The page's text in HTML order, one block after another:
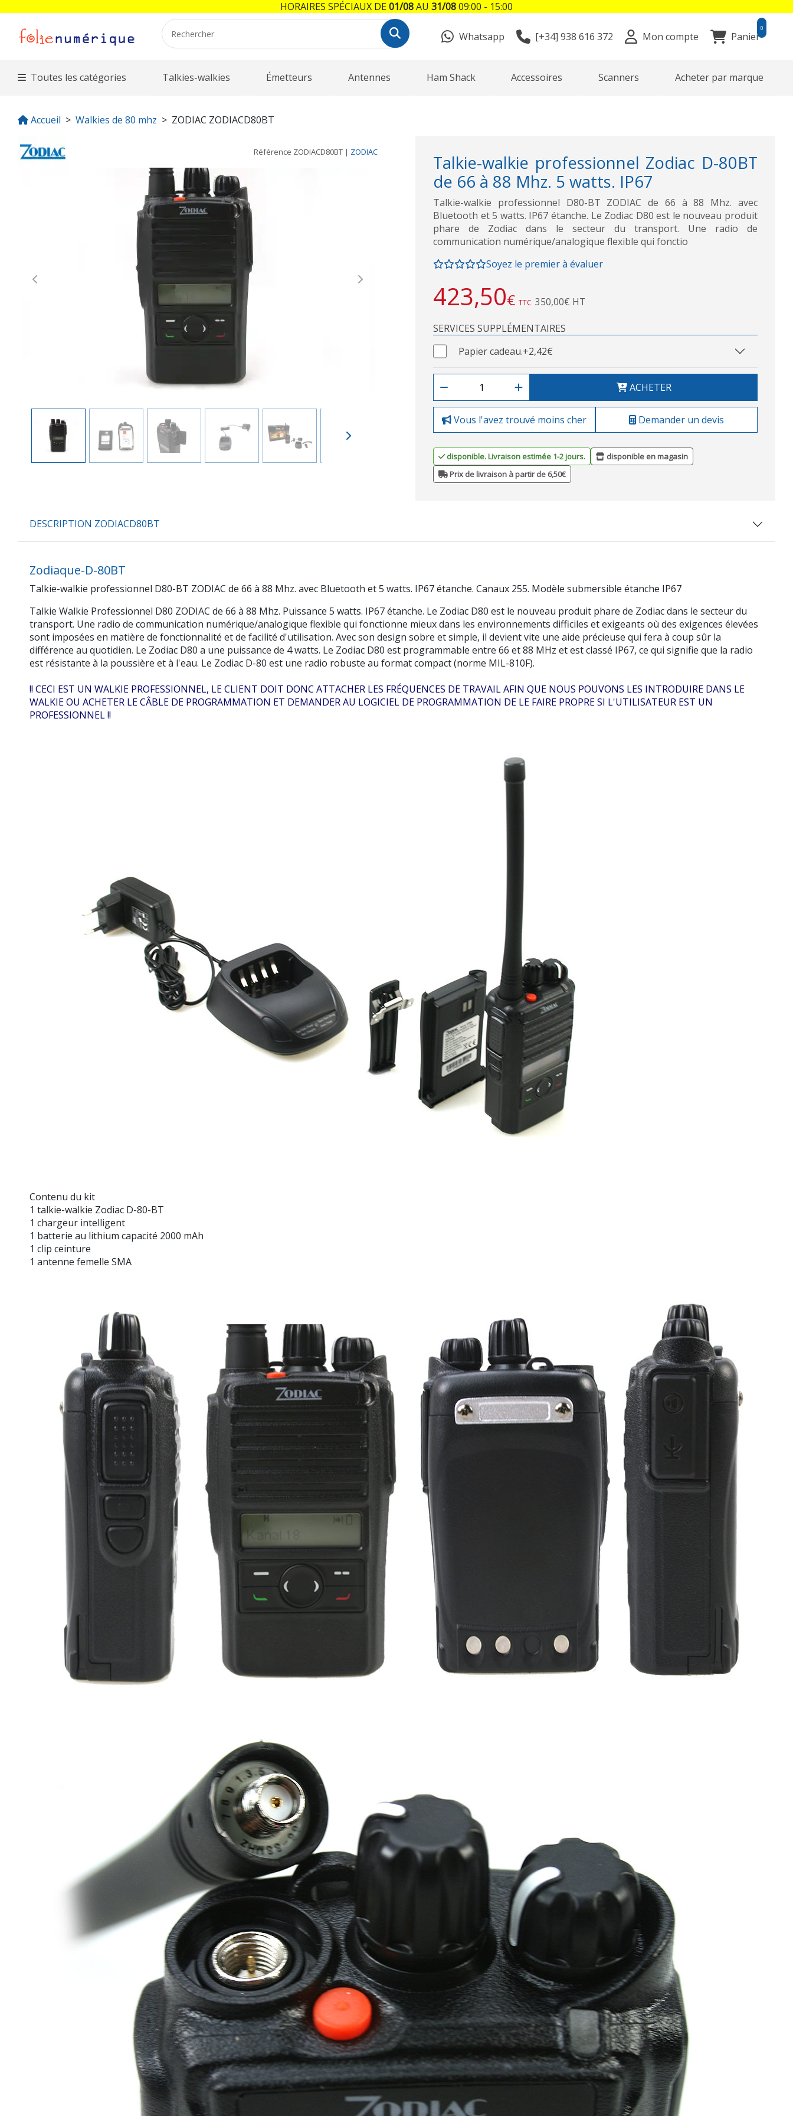
Whatsapp [+34] 938 616 372 Mon compte Panier
0
Toutes les catégories Talkies-walkies Émetteurs Antennes Ham Shack Accessoires Scanners Acheter par marque
Accueil Walkies de 80 mhz ZODIAC ZODIACD80BT
Référence ZODIACD80BT | ZODIAC
Previous Next
Talkie-walkie professionnel Zodiac D-80BT
de 66 à 88 Mhz. 5 watts. IP67
Talkie-walkie professionnel D80-BT ZODIAC de 66 à 88 Mhz. avec
Bluetooth et 5 watts. IP67 étanche. Le Zodiac D80 est le nouveau produit
phare de Zodiac dans le secteur du transport. Une radio de
communication numérique/analogique flexible qui fonctio
Soyez le premier à évaluer
423,50€ TTC 350,00€ HT
SERVICES SUPPLÉMENTAIRES
Papier cadeau.+2,42€
ACHETER
Vous l'avez trouvé moins cher Demander un devis
disponible. Livraison estimée 1-2 jours.
disponible en magasin
Prix de livraison à partir de 6,50€
DESCRIPTION ZODIACD80BT
Zodiaque-D-80BT
Talkie-walkie professionnel D80-BT ZODIAC de 66 à 88 Mhz. avec Bluetooth et 5 watts. IP67 étanche. Canaux 255. Modèle submersible étanche IP67
Talkie Walkie Professionnel D80 ZODIAC de 66 à 88 Mhz. Puissance 5 watts. IP67 étanche. Le Zodiac D80 est le nouveau produit phare de Zodiac dans le secteur du
transport. Une radio de communication numérique/analogique flexible qui fonctionne mieux dans les environnements difficiles et exigeants où des exigences élevées
sont imposées en matière de fonctionnalité et de facilité d'utilisation. Avec son design sobre et simple, il devient vite une aide précieuse qui fera à coup sûr la
différence au quotidien. Le Zodiac D80 a une puissance de 4 watts. Le Zodiac D80 est programmable entre 66 et 88 MHz et est classé IP67, ce qui signifie que la radio
est résistante à la poussière et à l'eau. Le Zodiac D-80 est une radio robuste au format compact (norme MIL-810F).
!! CECI EST UN WALKIE PROFESSIONNEL, LE CLIENT DOIT DONC ATTACHER LES FRÉQUENCES DE TRAVAIL AFIN QUE NOUS POUVONS LES INTRODUIRE DANS LE
WALKIE OU ACHETER LE CÂBLE DE PROGRAMMATION ET DEMANDER AU LOGICIEL DE PROGRAMMATION DE LE FAIRE PROPRE SI L'UTILISATEUR EST UN
PROFESSIONNEL !!
Contenu du kit
1 talkie-walkie Zodiac D-80-BT
1 chargeur intelligent
1 batterie au lithium capacité 2000 mAh
1 clip ceinture
1 antenne femelle SMA
HORAIRES SPÉCIAUX DE01/08AU 31/0809:00 - 15:00